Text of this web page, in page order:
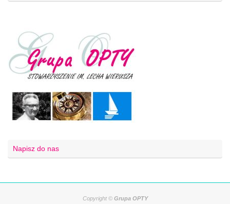
Napisz do nas
Copyright © Grupa OPTY